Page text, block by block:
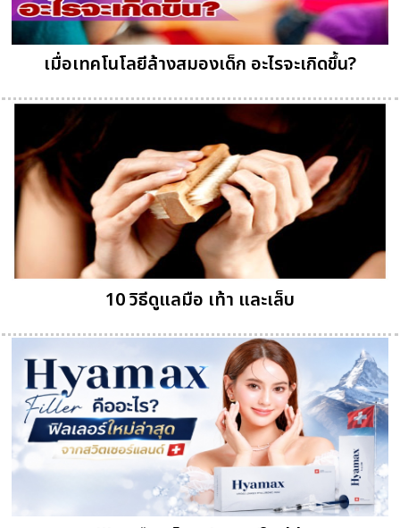
เมื่อเทคโนโลยีล้างสมองเด็ก อะไรจะเกิดขึ้น?
10 วิธีดูแลมือ เท้า และเล็บ